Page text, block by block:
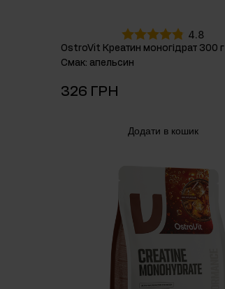
4.8
OstroVit Креатин моногідрат 300 г
Смак: апельсин
326 ГРН
Додати в кошик